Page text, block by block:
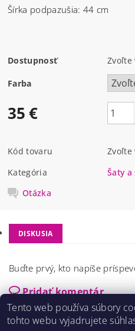
Šírka podpazušia: 44 cm
Dostupnosť
Farba
35 €
Kód tovaru
Kategória
Šaty
Otázka
DISKUSIA
Buďte prvý, kto napíše
Pridať komentár
Tento web používa súbory
tohto webu vyjadrujete